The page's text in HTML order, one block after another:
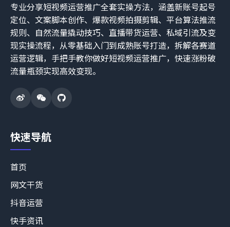
专业分享短视频运营推广全套实操方法，涵盖新账号起号
定位、文案脚本创作、爆款视频拍摄剪辑、平台算法推流
规则、自然流量撬动技巧、直播带货运营、私域引流及变
现实操流程，从零基础入门到成熟账号打造，拆解各赛道
运营逻辑，手把手教你做好短视频运营推广，快速涨粉破
流量瓶颈实现高效变现。
快速导航
首页
网文干货
抖音运营
快手资讯